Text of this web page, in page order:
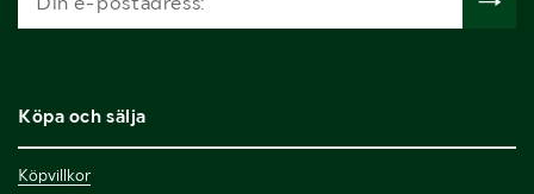
Köpa och sälja
Köpvillkor